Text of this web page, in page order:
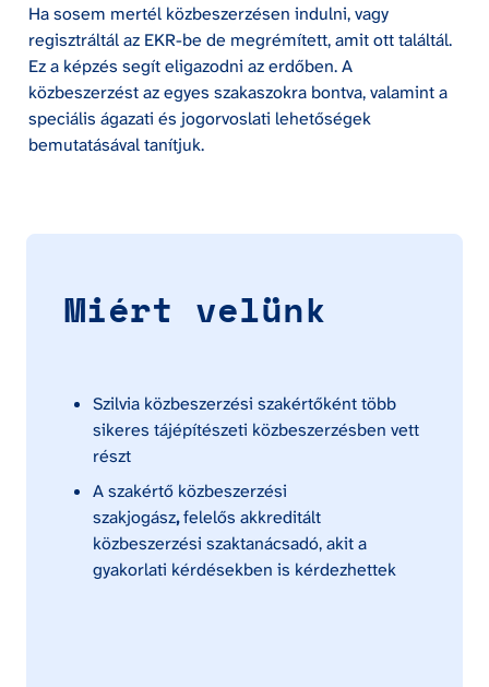
Ha sosem mertél közbeszerzésen indulni, vagy
regisztráltál az EKR-be de megrémített, amit ott találtál.
Ez a képzés segít eligazodni az erdőben. A
közbeszerzést az egyes szakaszokra bontva, valamint a
speciális ágazati és jogorvoslati lehetőségek
bemutatásával tanítjuk.
Miért velünk
Szilvia közbeszerzési szakértőként több
sikeres tájépítészeti közbeszerzésben vett
részt
A szakértő közbeszerzési
szakjogász, felelős akkreditált
közbeszerzési szaktanácsadó, akit a
gyakorlati kérdésekben is kérdezhettek